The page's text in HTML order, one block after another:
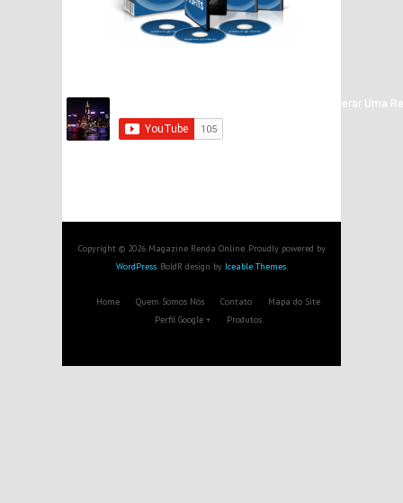
Copyright © 2026 Magazine Renda Online. Proudly powered by
WordPress. BoldR design by Iceable Themes.
Home Quem Somos Nós Contato
Mapa do Site
Perfil Google +
Produtos